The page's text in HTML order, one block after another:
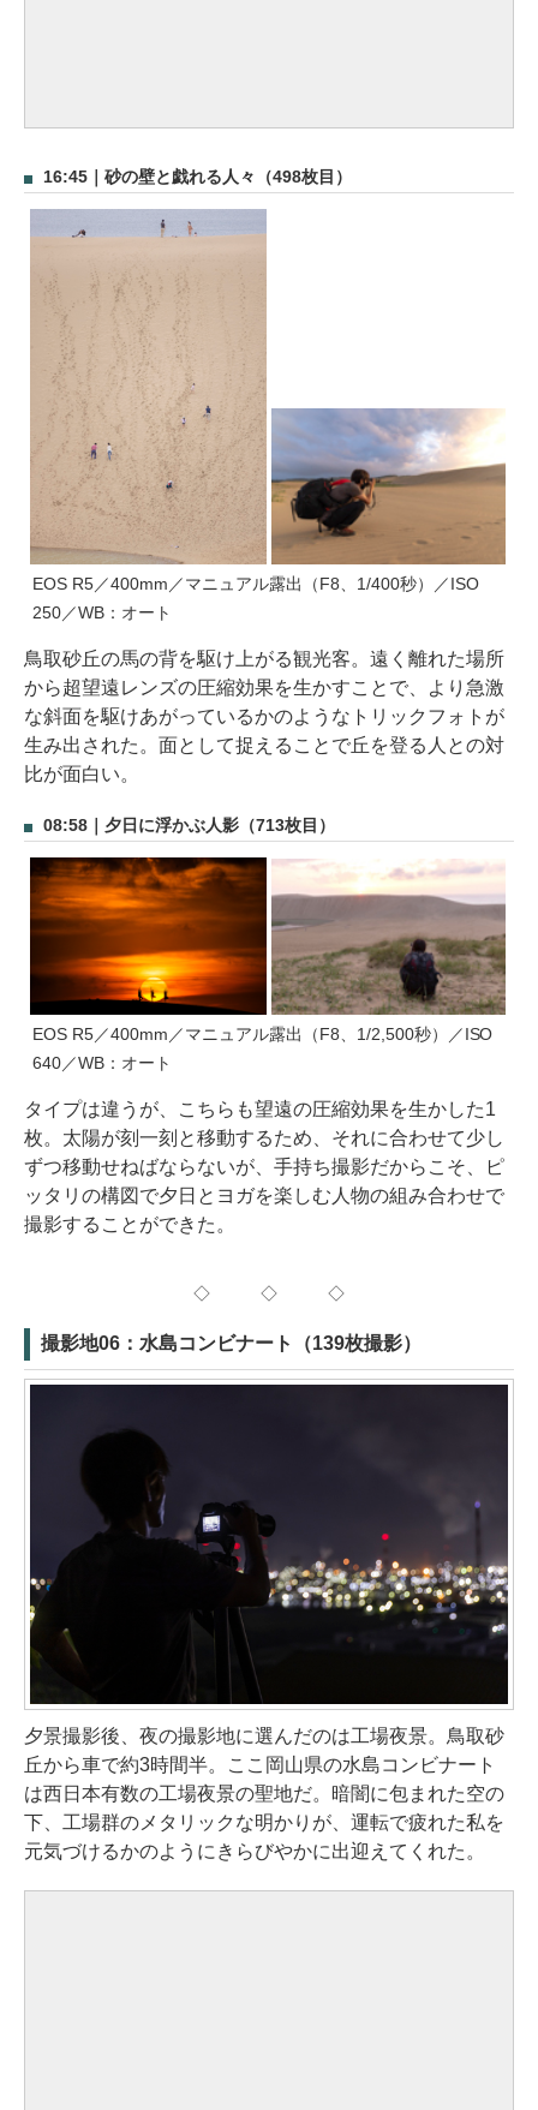
16:45｜砂の壁と戯れる人々（498枚目）
EOS R5／400mm／マニュアル露出（F8、1/400秒）／ISO
250／WB：オート
鳥取砂丘の馬の背を駆け上がる観光客。遠く離れた場所
から超望遠レンズの圧縮効果を生かすことで、より急激
な斜面を駆けあがっているかのようなトリックフォトが
生み出された。面として捉えることで丘を登る人との対
比が面白い。
08:58｜夕日に浮かぶ人影（713枚目）
EOS R5／400mm／マニュアル露出（F8、1/2,500秒）／ISO
640／WB：オート
タイプは違うが、こちらも望遠の圧縮効果を生かした1
枚。太陽が刻一刻と移動するため、それに合わせて少し
ずつ移動せねばならないが、手持ち撮影だからこそ、ピ
ッタリの構図で夕日とヨガを楽しむ人物の組み合わせで
撮影することができた。
◇ ◇ ◇
撮影地06：水島コンビナート（139枚撮影）
夕景撮影後、夜の撮影地に選んだのは工場夜景。鳥取砂
丘から車で約3時間半。ここ岡山県の水島コンビナート
は西日本有数の工場夜景の聖地だ。暗闇に包まれた空の
下、工場群のメタリックな明かりが、運転で疲れた私を
元気づけるかのようにきらびやかに出迎えてくれた。